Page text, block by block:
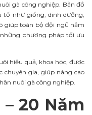
gà công nghiệp. Bản đồ
tố như giống, dinh dưỡng,
giúp toàn bộ đội ngũ nắm
phương pháp tối ưu
hiệu quả, khoa học, được
chuyên gia, giúp nâng cao
nuôi gà công nghiệp.
20 Năm